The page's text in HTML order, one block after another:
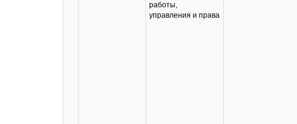
работы,
управления и права